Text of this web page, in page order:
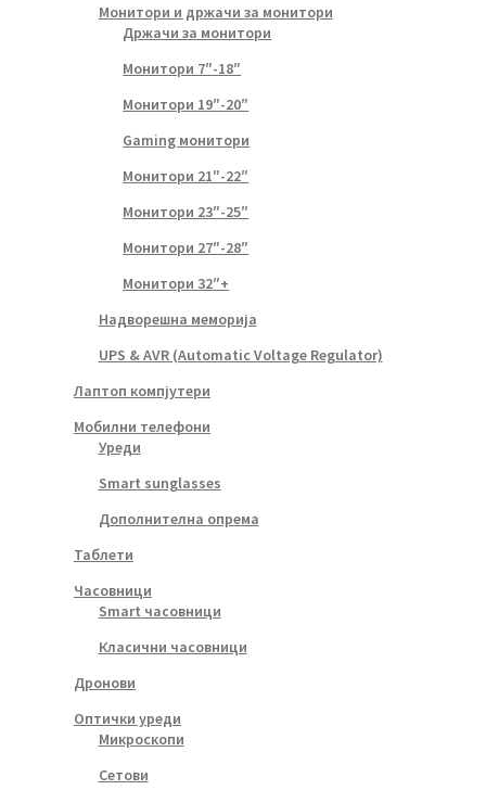
Монитори и држачи за монитори
Држачи за монитори
Монитори 7″-18″
Монитори 19″-20″
Gaming монитори
Монитори 21″-22″
Монитори 23″-25″
Монитори 27″-28″
Монитори 32″+
Надворешна меморија
UPS & AVR (Automatic Voltage Regulator)
Лаптоп компјутери
Мобилни телефони
Уреди
Smart sunglasses
Дополнителна опрема
Таблети
Часовници
Smart часовници
Класични часовници
Дронови
Оптички уреди
Микроскопи
Сетови